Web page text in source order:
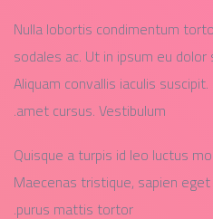
Nulla lobortis condimentum
sodales ac. Ut in ipsum eu
Aliquam convallis iaculis
amet cursus. Vestibulum.
Quisque a turpis id leo luctus
Maecenas tristique, sapien
purus mattis tortor.